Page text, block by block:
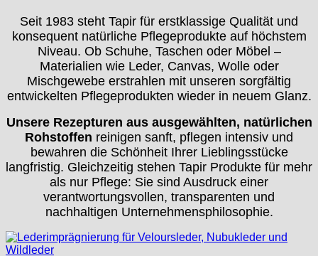
Seit 1983 steht Tapir für erstklassige Qualität und
konsequent natürliche Pflegeprodukte auf höchstem
Niveau. Ob Schuhe, Taschen oder Möbel –
Materialien wie Leder, Canvas, Wolle oder
Mischgewebe erstrahlen mit unseren sorgfältig
entwickelten Pflegeprodukten wieder in neuem Glanz.
Unsere Rezepturen aus ausgewählten, natürlichen
Rohstoffen reinigen sanft, pflegen intensiv und
bewahren die Schönheit Ihrer Lieblingsstücke
langfristig. Gleichzeitig stehen Tapir Produkte für mehr
als nur Pflege: Sie sind Ausdruck einer
verantwortungsvollen, transparenten und
nachhaltigen Unternehmensphilosophie.